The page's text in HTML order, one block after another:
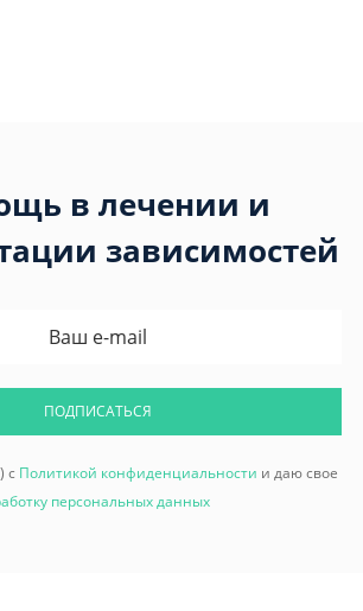
в лечении и
зависимостей
ПОДПИСАТЬСЯ
с Политикой конфиденциальности и даю свое
персональных данных